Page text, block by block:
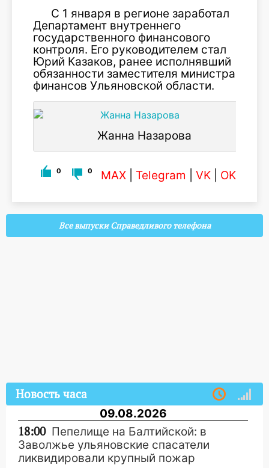
С 1 января в регионе заработал
Департамент внутреннего
государственного финансового
контроля. Его руководителем стал
Юрий Казаков, ранее исполнявший
обязанности заместителя министра
финансов Ульяновской области.
Жанна Назарова
0 0 MAX Telegram VK OK
Все выпуски Справедливого телефона
Новость часа
09.08.2026
18:00 Пепелище на Балтийской: в
Заволжье ульяновские спасатели
ликвидировали крупный пожар